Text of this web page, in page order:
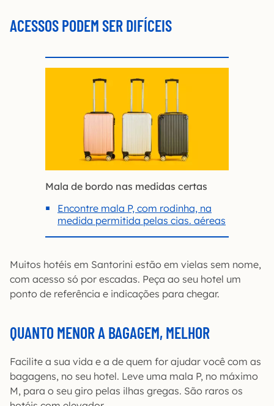
ACESSOS PODEM SER DIFÍCEIS
Mala de bordo nas medidas certas
Encontre mala P, com rodinha, na
medida permitida pelas cias. aéreas
Muitos hotéis em Santorini estão em vielas sem nome,
com acesso só por escadas. Peça ao seu hotel um
ponto de referência e indicações para chegar.
QUANTO MENOR A BAGAGEM, MELHOR
Facilite a sua vida e a de quem for ajudar você com as
bagagens, no seu hotel. Leve uma mala P, no máximo
M, para o seu giro pelas ilhas gregas. São raros os